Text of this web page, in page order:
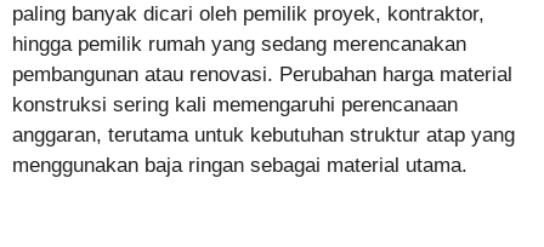
paling banyak dicari oleh pemilik proyek, kontraktor,
hingga pemilik rumah yang sedang merencanakan
pembangunan atau renovasi. Perubahan harga material
konstruksi sering kali memengaruhi perencanaan
anggaran, terutama untuk kebutuhan struktur atap yang
menggunakan baja ringan sebagai material utama.